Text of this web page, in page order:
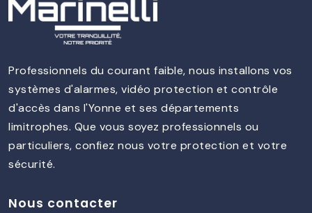
Professionnels du courant faible, nous installons vos
systèmes d'alarmes, vidéo protection et contrôle
d'accès dans l'Yonne et ses départements
limitrophes. Que vous soyez professionnels ou
particuliers, confiez nous votre protection et votre
sécurité.
Nous contacter